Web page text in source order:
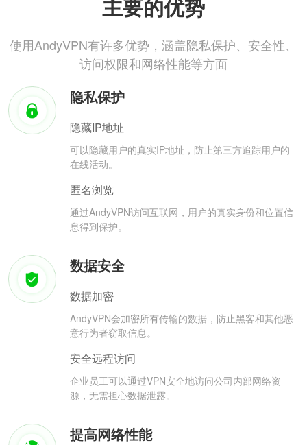
主要的优势
使用AndyVPN有许多优势，涵盖隐私保护、安全性、
访问权限和网络性能等方面
隐私保护
隐藏IP地址
可以隐藏用户的真实IP地址，防止第三方追踪用户的
在线活动。
匿名浏览
通过AndyVPN访问互联网，用户的真实身份和位置信
息得到保护。
数据安全
数据加密
AndyVPN会加密所有传输的数据，防止黑客和其他恶
意行为者窃取信息。
安全远程访问
企业员工可以通过VPN安全地访问公司内部网络资
源，无需担心数据泄露。
提高网络性能